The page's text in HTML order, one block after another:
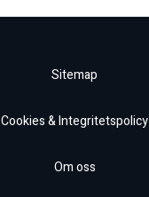
Sitemap
Cookies & Integritetspolicy
Om oss